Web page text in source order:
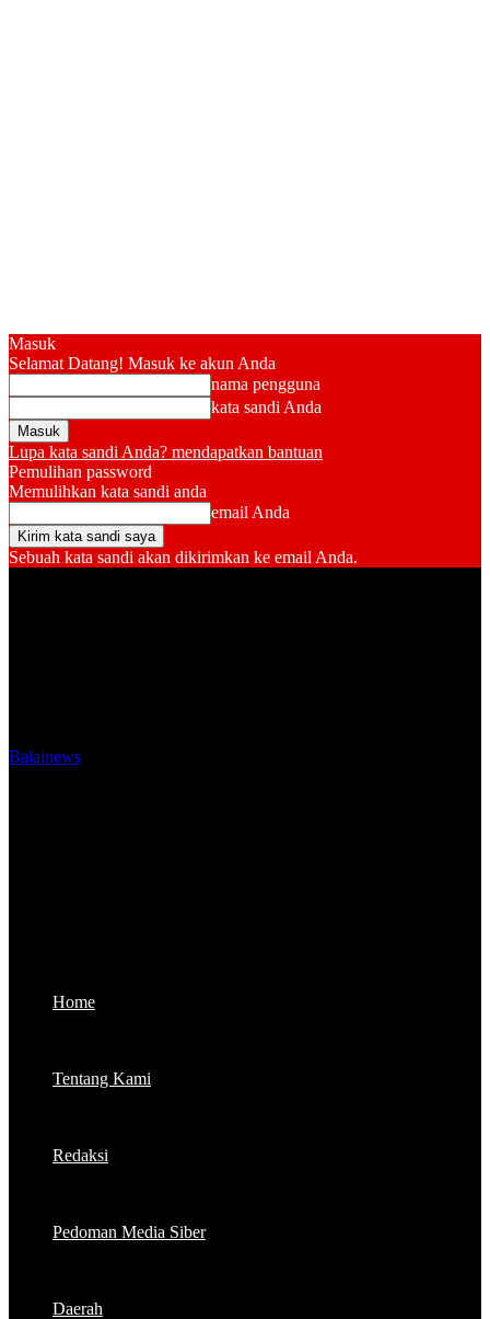
Masuk
Selamat Datang! Masuk ke akun Anda
nama pengguna
kata sandi Anda
Lupa kata sandi Anda? mendapatkan bantuan
Pemulihan password
Memulihkan kata sandi anda
email Anda
Sebuah kata sandi akan dikirimkan ke email Anda.
Balainews
Home
Tentang Kami
Redaksi
Pedoman Media Siber
Daerah